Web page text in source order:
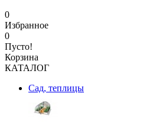
0
Избранное
0
Пусто!
Корзина
КАТАЛОГ
Сад, теплицы